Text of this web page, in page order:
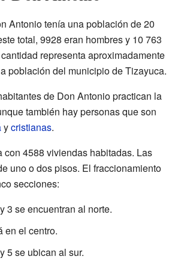
Antonio tenía una población de 20
total, 9928 eran hombres y 10 763
representa aproximadamente
población del municipio de Tizayuca.
de Don Antonio practican la
también hay personas que son
ycristianas.
con 4588 viviendas habitadas. Las
uno o dos pisos. El fraccionamiento
secciones:
3 se encuentran al norte.
en el centro.
5 se ubican al sur.